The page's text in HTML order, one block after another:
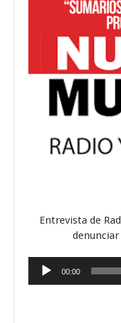
Entrevista de
Reproductor
00:00